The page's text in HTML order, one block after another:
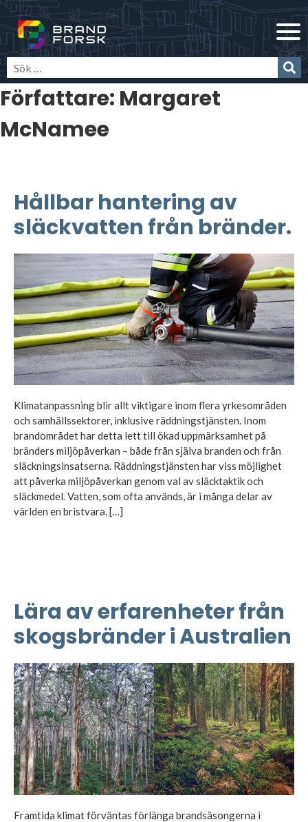
Skip
content
Brandforsk
Författare: Margaret
McNamee
Hållbar hantering av
släckvatten från bränder.
Klimatanpassning blir allt viktigare inom flera yrkesområden
och samhällssektorer, inklusive räddningstjänsten. Inom
brandområdet har detta lett till ökad uppmärksamhet på
bränders miljöpåverkan – både från själva branden och från
släckningsinsatserna. Räddningstjänsten har viss möjlighet
att påverka miljöpåverkan genom val av släcktaktik och
släckmedel. Vatten, som ofta används, är i många delar av
världen en bristvara, […]
Lära av erfarenheter från
skogsbränder i Australien
Framtida klimat förväntas förlänga brandsäsongerna i